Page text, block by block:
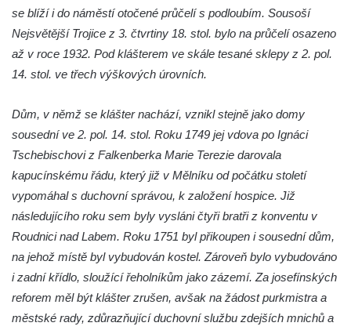
Křížová cesta Římov – XII. kaple – Vodní
brána
Křížová cesta Římov – XI. kaple – Ježíš
Křížová cesta Římov – X. kaple – U
Cedronu
Křížová cesta Římov – IX. kaple – U
chromého žida
Křížová cesta Římov – VII. kaple – Políbení
Jidášovo
Křížová cesta Římov – VI. kaple – Olivetská
hora (Getsemanská zahrada)
se blíží i do náměstí otočené průčelí s podloubím. Sousoší
Nejsvětější Trojice z 3. čtvrtiny 18. stol. bylo na průčelí osazeno
až v roce 1932. Pod klášterem ve skále tesané sklepy z 2. pol.
14. stol. ve třech výškových úrovních.
Dům, v němž se klášter nachází, vznikl stejně jako domy
sousední ve 2. pol. 14. stol. Roku 1749 jej vdova po Ignáci
Tschebischovi z Falkenberka Marie Terezie darovala
kapucínskému řádu, který již v Mělníku od počátku století
vypomáhal s duchovní správou, k založení hospice. Již
následujícího roku sem byly vysláni čtyři bratři z konventu v
Roudnici nad Labem. Roku 1751 byl přikoupen i sousední dům,
na jehož místě byl vybudován kostel. Zároveň bylo vybudováno
i zadní křídlo, sloužící řeholníkům jako zázemí. Za josefínských
reforem měl být klášter zrušen, avšak na žádost purkmistra a
městské rady, zdůrazňující duchovní službu zdejších mnichů a